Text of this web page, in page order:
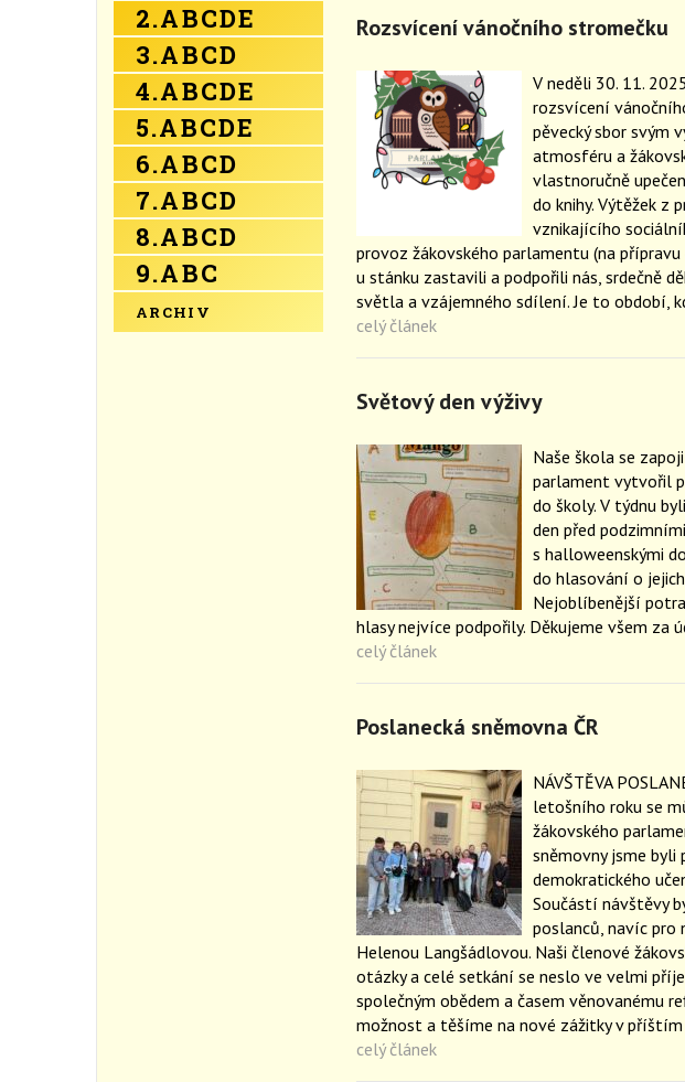
2.ABCDE
3.ABCD
4.ABCDE
5.ABCDE
6.ABCD
7.ABCD
8.ABCD
9.ABC
ARCHIV
Rozsvícení vánočního stromečku
V neděli 30. 11.
rozsvícení
pěvecký sbor svým
atmosféru a
vlastnoručně
do knihy. Výtěžek z
vznikajícího
provoz žákovského parlamentu (na
u stánku zastavili a podpořili nás, srdečně
světla a vzájemného sdílení. Je to období,
celý článek
Světový den výživy
Naše škola se
parlament vytvořil
do školy. V týdnu
den před
s halloweenskými
do hlasování o
Nejoblíbenější
hlasy nejvíce podpořily. Děkujeme všem
celý článek
Poslanecká sněmovna ČR
NÁVŠTĚVA
letošního roku se
žákovského
sněmovny jsme byli
demokratického
Součástí návštěvy
poslanců, navíc pro
Helenou Langšádlovou. Naši členové
otázky a celé setkání se neslo ve velmi
společným obědem a časem věnovanému
možnost a těšíme na nové zážitky v
celý článek